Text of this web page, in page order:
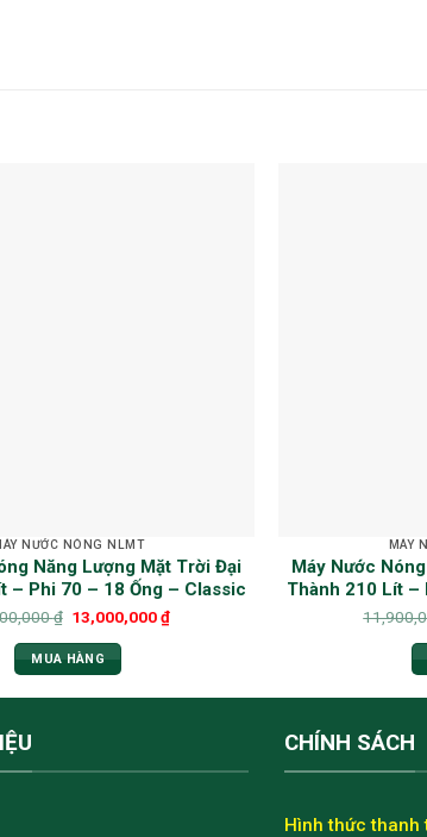
NƯỚC NÓNG NLMT
Năng Lượng Mặt Trời Đại
– Phi 70 – 18 Ống – Classic
₫ 13,000,000₫
MUA HÀNG
MÁY
Máy Nước
Thành 210 Lít –
CHÍNH SÁCH
Hình thức thanh